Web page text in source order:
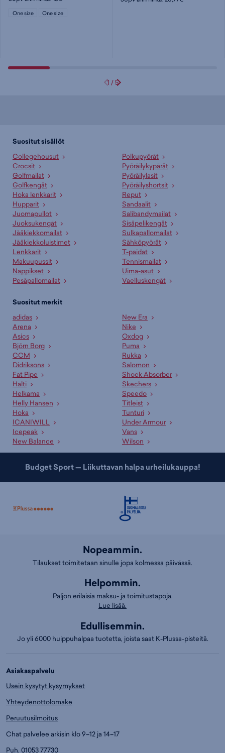
One size One size
1 /5
Suositut sisällöt
Collegehousut
Crocsit
Golfmailat
Golfkengät
Hoka lenkkarit
Hupparit
Juomapullot
Juoksukengät
Jääkiekkomailat
Jääkiekkoluistimet
Lenkkarit
Makuupussit
Nappikset
Pesäpallomailat
Polkupyörät
Pyöräilykypärät
Pyöräilylasit
Pyöräilyshortsit
Reput
Sandaalit
Salibandymailat
Sisäpelikengät
Sulkapallomailat
Sähköpyörät
T-paidat
Tennismailat
Uima-asut
Vaelluskengät
Suositut merkit
adidas
Arena
Asics
Björn Borg
CCM
Didriksons
Fat Pipe
Halti
Helkama
Helly Hansen
Hoka
ICANIWILL
Icepeak
New Balance
New Era
Nike
Oxdog
Puma
Rukka
Salomon
Shock Absorber
Skechers
Speedo
Titleist
Tunturi
Under Armour
Vans
Wilson
Budget Sport — Liikuttavan halpa urheilukauppa!
Nopeammin.
Tilaukset toimitetaan sinulle jopa kolmessa päivässä.
Helpommin.
Paljon erilaisia maksu- ja toimitustapoja.
Lue lisää.
Edullisemmin.
Jo yli 6000 huippuhalpaa tuotetta, joista saat K-Plussa-pisteitä.
Asiakaspalvelu
Usein kysytyt kysymykset
Yhteydenottolomake
Peruutusilmoitus
Chat palvelee arkisin klo 9–12 ja 14–17
Puh. 01053 77730